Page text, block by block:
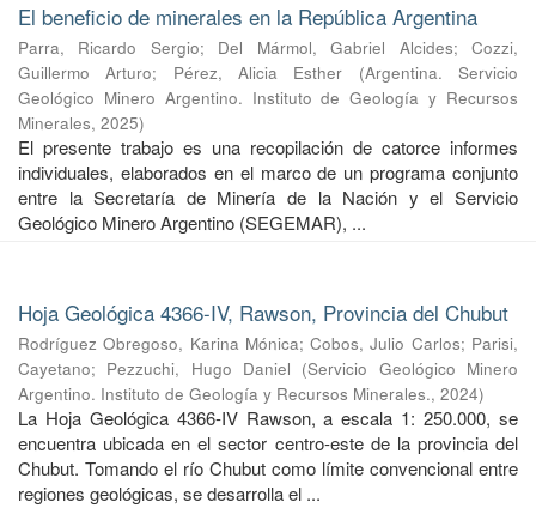
El beneficio de minerales en la República Argentina
Parra, Ricardo Sergio; Del Mármol, Gabriel Alcides;Cozzi,
Guillermo Arturo; Pérez, Alicia Esther (Argentina. Servicio
Geológico Minero Argentino. Instituto de Geología y Recursos
Minerales, 2025)
El presente trabajo es una recopilación de catorce informes
individuales, elaborados en el marco de un programa conjunto
entre la Secretaría de Minería de la Nación y el Servicio
Geológico Minero Argentino (SEGEMAR), ...
Hoja Geológica 4366-IV, Rawson, Provincia del Chubut
Rodríguez Obregoso, Karina Mónica;Cobos, Julio Carlos; Parisi,
Cayetano; Pezzuchi, Hugo Daniel (Servicio Geológico Minero
Argentino. Instituto de Geología y Recursos Minerales., 2024)
La Hoja Geológica 4366-IV Rawson, a escala 1: 250.000, se
encuentra ubicada en el sector centro-este de la provincia del
Chubut. Tomando el río Chubut como límite convencional entre
regiones geológicas, se desarrolla el ...